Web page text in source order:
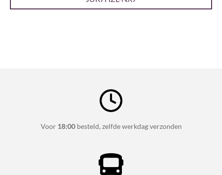
Voor 18:00besteld, zelfde werkdag verzonden